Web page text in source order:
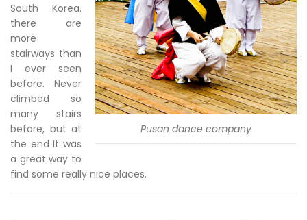
Pusan dance company
South Korea.
there are
more
stairways than
I ever seen
before. Never
climbed so
many stairs
before, but at
the end It was
a great way to
find some really nice places.